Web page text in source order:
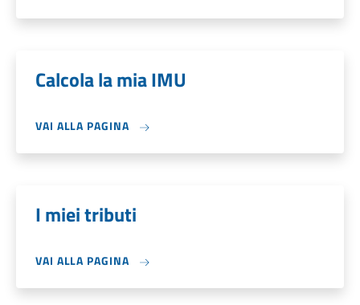
Calcola la mia IMU
VAI ALLA PAGINA
I miei tributi
VAI ALLA PAGINA